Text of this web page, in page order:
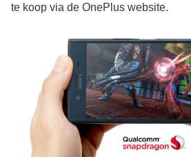
te koop via de OnePlus website.